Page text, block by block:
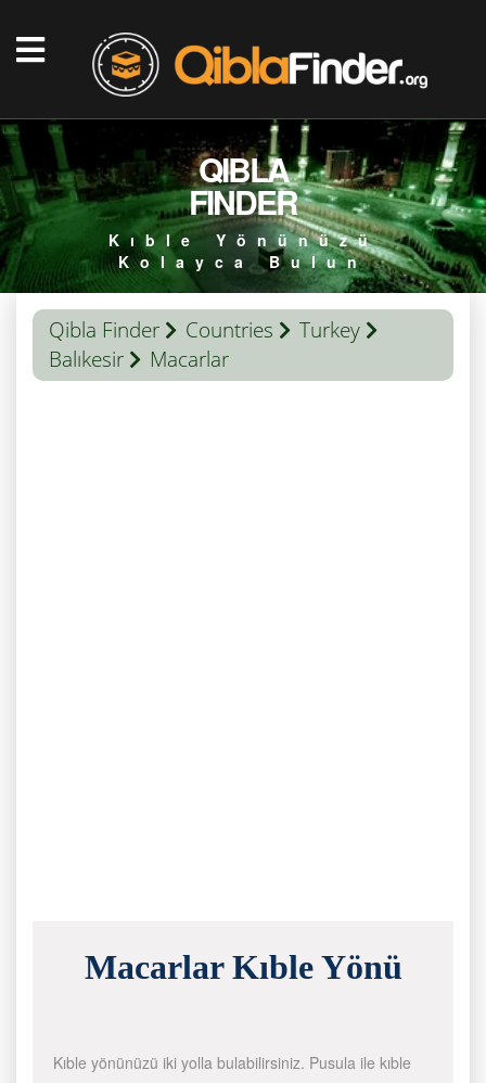
QIBLA
FINDER
Kıble Yönünüzü
Kolayca Bulun
Qibla Finder Countries
Turkey
Balıkesir
Macarlar
Macarlar Kıble Yönü
Kıble yönünüzü iki yolla bulabilirsiniz. Pusula ile kıble